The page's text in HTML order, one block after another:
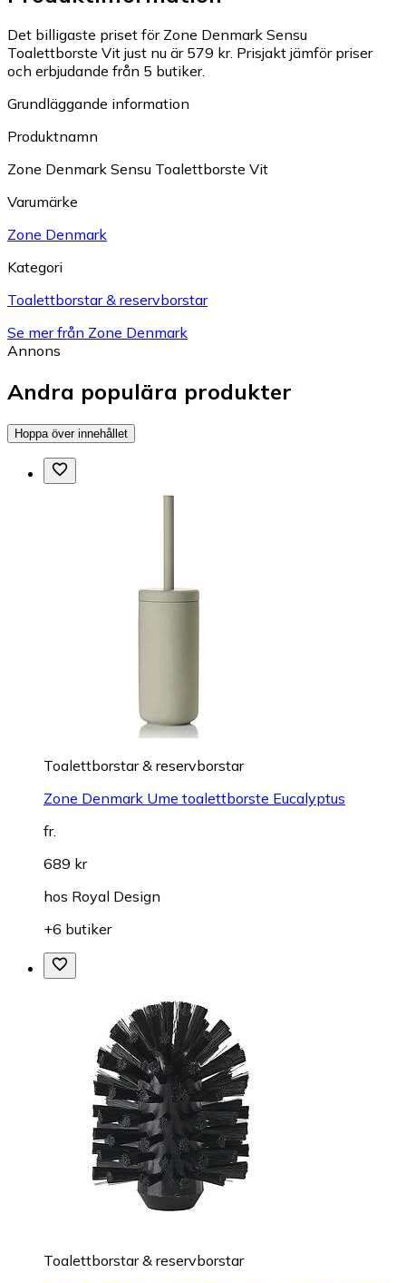
Det billigaste priset för Zone Denmark Sensu
Toalettborste Vit just nu är 579 kr. Prisjakt jämför priser
och erbjudande från 5 butiker.
Grundläggande information
Produktnamn
Zone Denmark Sensu Toalettborste Vit
Varumärke
Zone Denmark
Kategori
Toalettborstar & reservborstar
Se mer från Zone Denmark
Annons
Andra populära produkter
Hoppa över innehållet
Toalettborstar & reservborstar
Zone Denmark Ume toalettborste Eucalyptus
fr.
689 kr
hos Royal Design
+6 butiker
Toalettborstar & reservborstar